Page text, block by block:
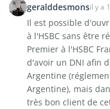
geralddesmonsil y a
Il est possible
à l'HSBC sans être
Premier à l'HSBC
d'avoir un DNI afin
Argentine
Argentine), mais
très bon client de